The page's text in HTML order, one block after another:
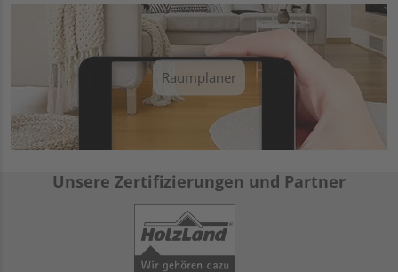
Raumplaner
Unsere Zertifizierungen und Partner